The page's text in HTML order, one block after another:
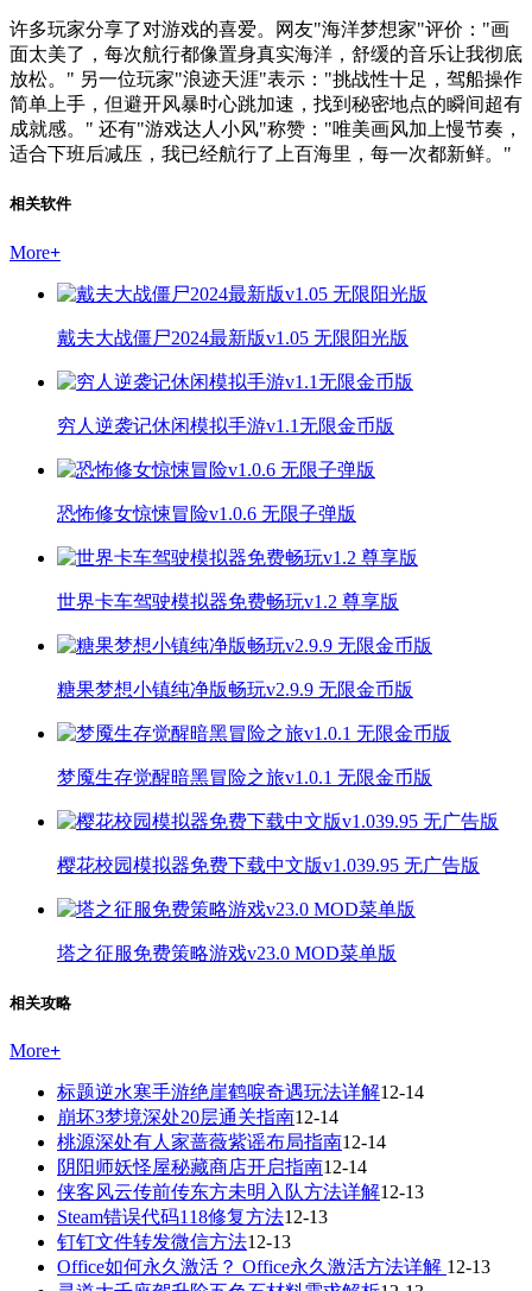
许多玩家分享了对游戏的喜爱。网友"海洋梦想家"评价："画
面太美了，每次航行都像置身真实海洋，舒缓的音乐让我彻底
放松。" 另一位玩家"浪迹天涯"表示："挑战性十足，驾船操作
简单上手，但避开风暴时心跳加速，找到秘密地点的瞬间超有
成就感。" 还有"游戏达人小风"称赞："唯美画风加上慢节奏，
适合下班后减压，我已经航行了上百海里，每一次都新鲜。"
相关软件
More+
戴夫大战僵尸2024最新版v1.05 无限阳光版
穷人逆袭记休闲模拟手游v1.1无限金币版
恐怖修女惊悚冒险v1.0.6 无限子弹版
世界卡车驾驶模拟器免费畅玩v1.2 尊享版
糖果梦想小镇纯净版畅玩v2.9.9 无限金币版
梦魇生存觉醒暗黑冒险之旅v1.0.1 无限金币版
樱花校园模拟器免费下载中文版v1.039.95 无广告版
塔之征服免费策略游戏v23.0 MOD菜单版
相关攻略
More+
标题逆水寒手游绝崖鹤唳奇遇玩法详解12-14
崩坏3梦境深处20层通关指南12-14
桃源深处有人家蔷薇紫谣布局指南12-14
阴阳师妖怪屋秘藏商店开启指南12-14
侠客风云传前传东方未明入队方法详解12-13
Steam错误代码118修复方法12-13
钉钉文件转发微信方法12-13
Office如何永久激活？ Office永久激活方法详解 12-13